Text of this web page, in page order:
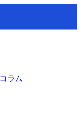
コラム